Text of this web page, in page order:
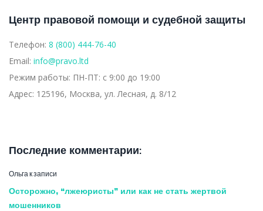
Центр правовой помощи и судебной защиты
Телефон: 8 (800) 444-76-40
Email: info@pravo.ltd
Режим работы: ПН-ПТ: с 9:00 до 19:00
Адрес: 125196, Москва, ул. Лесная, д. 8/12
Последние комментарии:
Ольга к записи
Осторожно, “лжеюристы” или как не стать жертвой
мошенников